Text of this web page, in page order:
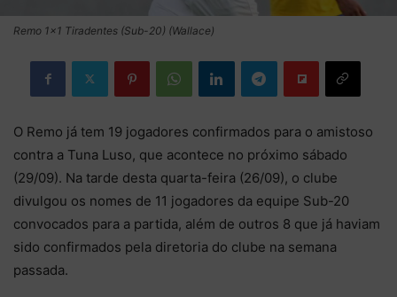
Remo 1x1 Tiradentes (Sub-20) (Wallace)
O Remo já tem 19 jogadores confirmados para o amistoso
contra a Tuna Luso, que acontece no próximo sábado
(29/09). Na tarde desta quarta-feira (26/09), o clube
divulgou os nomes de 11 jogadores da equipe Sub-20
convocados para a partida, além de outros 8 que já haviam
sido confirmados pela diretoria do clube na semana
passada.